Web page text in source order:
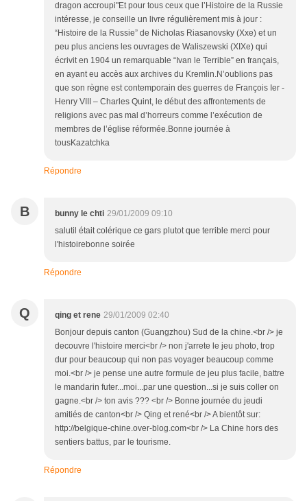
dragon accroupi"Et pour tous ceux que l’Histoire de la Russie
intéresse, je conseille un livre régulièrement mis à jour :
“Histoire de la Russie” de Nicholas Riasanovsky (Xxe) et un
peu plus anciens les ouvrages de Waliszewski (XIXe) qui
écrivit en 1904 un remarquable “Ivan le Terrible” en français,
en ayant eu accès aux archives du Kremlin.N’oublions pas
que son règne est contemporain des guerres de François Ier -
Henry VIII – Charles Quint, le début des affrontements de
religions avec pas mal d’horreurs comme l’exécution de
membres de l’église réformée.Bonne journée à
tousKazatchka
Répondre
B bunny le chti 29/01/2009 09:10
salutil était colérique ce gars plutot que terrible merci pour
l'histoirebonne soirée
Répondre
Q qing et rene 29/01/2009 02:40
Bonjour depuis canton (Guangzhou) Sud de la chine.<br /> je
decouvre l'histoire merci<br /> non j'arrete le jeu photo, trop
dur pour beaucoup qui non pas voyager beaucoup comme
moi.<br /> je pense une autre formule de jeu plus facile, battre
le mandarin futer...moi...par une question...si je suis coller on
gagne.<br /> ton avis ??? <br /> Bonne journée du jeudi
amitiés de canton<br /> Qing et rené<br /> A bientôt sur:
http://belgique-chine.over-blog.com<br /> La Chine hors des
sentiers battus, par le tourisme.
Répondre